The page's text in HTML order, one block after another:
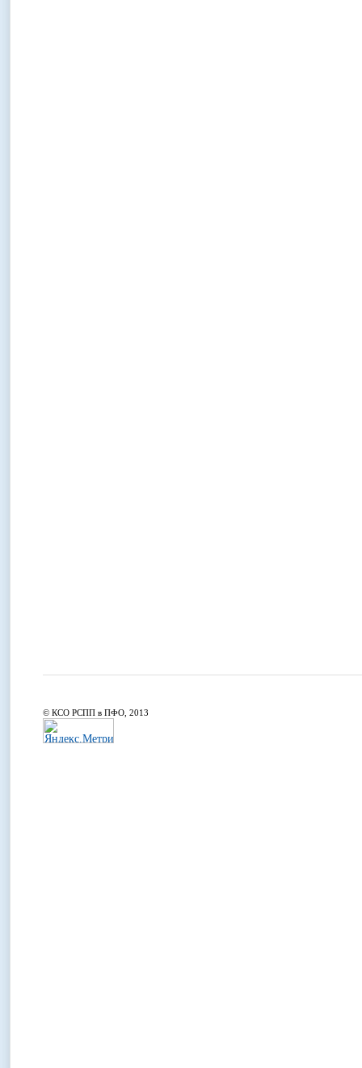
© КСО РСПП в ПФО, 2013